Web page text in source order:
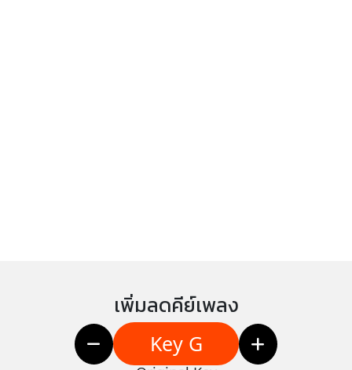
เพิ่มลดคีย์เพลง
Key G